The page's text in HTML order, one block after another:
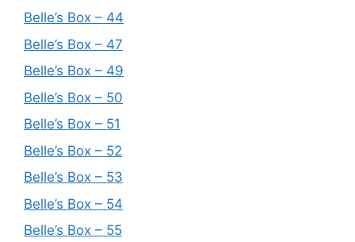
Belle’s Box – 44
Belle’s Box – 47
Belle’s Box – 49
Belle’s Box – 50
Belle’s Box – 51
Belle’s Box – 52
Belle’s Box – 53
Belle’s Box – 54
Belle’s Box – 55